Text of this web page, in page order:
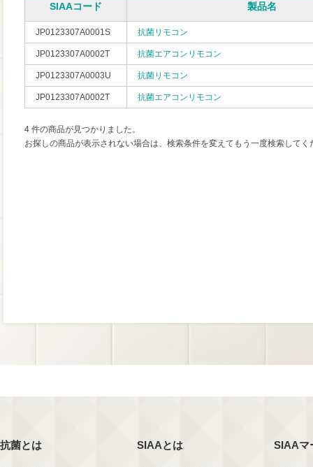
SIAAコード 製品名
JP0123307A0001S 抗菌リモコン
JP0123307A0002T 抗菌エアコンリモコン
JP0123307A0003U 抗菌リモコン
JP0123307A0002T 抗菌エアコンリモコン
4 件の商品が見つかりました。
お探しの商品が表示されない場合は、検索条件を変えてもう一度検索してく
抗菌とは SIAAとは SIAAマ